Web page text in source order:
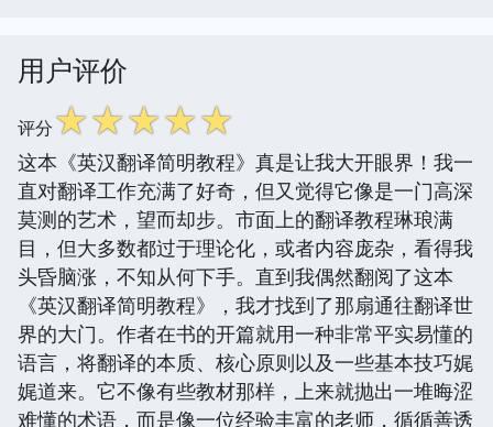
用户评价
评分☆☆☆☆☆
这本《英汉翻译简明教程》真是让我大开眼界！我一
直对翻译工作充满了好奇，但又觉得它像是一门高深
莫测的艺术，望而却步。市面上的翻译教程琳琅满
目，但大多数都过于理论化，或者内容庞杂，看得我
头昏脑涨，不知从何下手。直到我偶然翻阅了这本
《英汉翻译简明教程》，我才找到了那扇通往翻译世
界的大门。作者在书的开篇就用一种非常平实易懂的
语言，将翻译的本质、核心原则以及一些基本技巧娓
娓道来。它不像有些教材那样，上来就抛出一堆晦涩
难懂的术语，而是像一位经验丰富的老师，循循善诱